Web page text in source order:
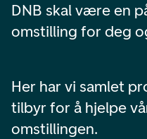
DNB skal være en
omstilling for deg
Her har vi samlet
tilbyr for å hjelpe
omstillingen.